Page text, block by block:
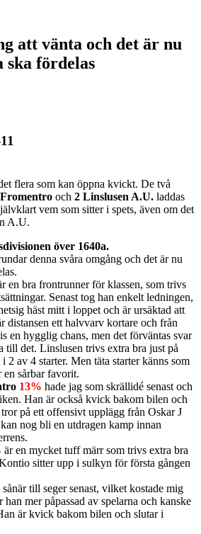
att vänta och det är nu
ska fördelas
flera som kan öppna kvickt. De två
och 2 Linslusen A.U. laddas
vem som sitter i spets, även om det
A.U.
över 1640a.
denna svåra omgång och det är nu
en bra frontrunner för klassen, som trivs
Senast tog han enkelt ledningen,
häst mitt i loppet och är ursäktad att
distansen ett halvvarv kortare och från
en hygglig chans, men det förväntas svar
till det. Linslusen trivs extra bra just på
2 av 4 starter. Men täta starter känns som
en sårbar favorit.
13% hade jag som skrällidé senast och
Han är också kvick bakom bilen och
på ett offensivt upplägg från Oskar J
nog bli en utdragen kamp innan
är en mycket tuff märr som trivs extra bra
sitter upp i sulkyn för första gången
sånär till seger senast, vilket kostade mig
mer påpassad av spelarna och kanske
är kvick bakom bilen och slutar i